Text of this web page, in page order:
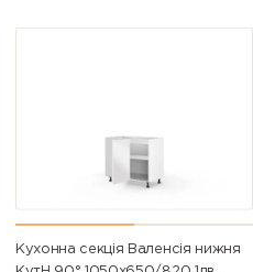
Кухонна секція Валенсія нижня